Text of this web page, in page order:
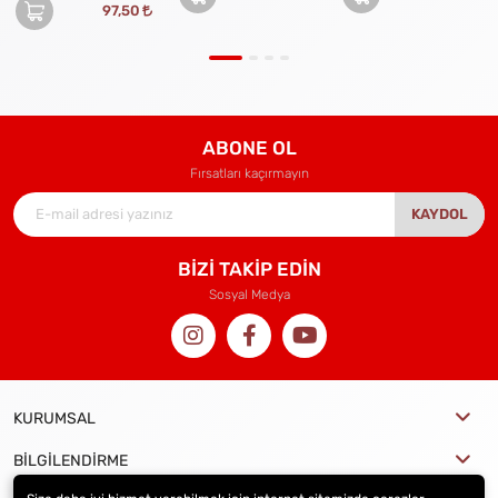
97,50
ABONE OL
Fırsatları kaçırmayın
KAYDOL
BİZİ TAKİP EDİN
Sosyal Medya
KURUMSAL
BİLGİLENDİRME